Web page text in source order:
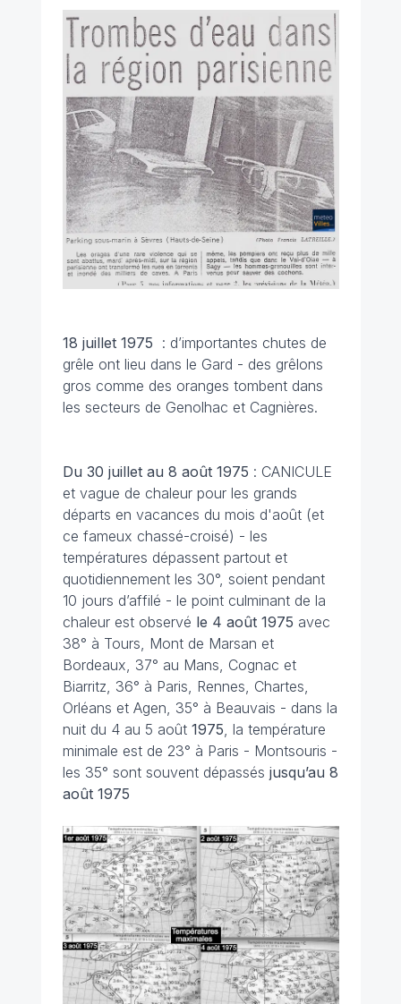
18 juillet 1975 : d’importantes chutes de
grêle ont lieu dans le Gard - des grêlons
gros comme des oranges tombent dans
les secteurs de Genolhac et Cagnières.
Du 30 juillet au 8 août 1975 : CANICULE
et vague de chaleur pour les grands
départs en vacances du mois d'août (et
ce fameux chassé-croisé) - les
températures dépassent partout et
quotidiennement les 30°, soient pendant
10 jours d’affilé - le point culminant de la
chaleur est observé le 4 août 1975 avec
38° à Tours, Mont de Marsan et
Bordeaux, 37° au Mans, Cognac et
Biarritz, 36° à Paris, Rennes, Chartes,
Orléans et Agen, 35° à Beauvais - dans la
nuit du 4 au 5 août 1975 , la température
minimale est de 23° à Paris - Montsouris -
les 35° sont souvent dépassés jusqu’au 8
août 1975